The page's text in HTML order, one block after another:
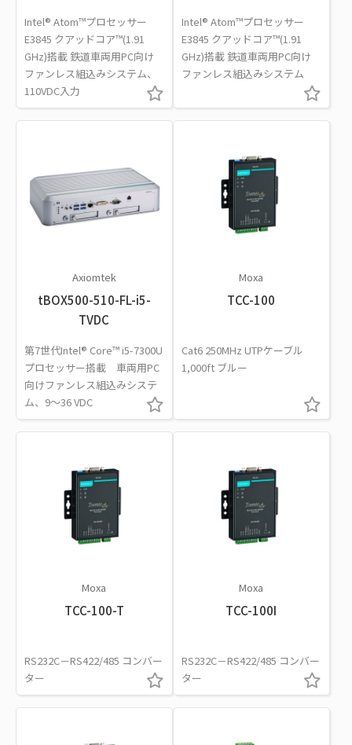
Intel® Atom™プロセッサー
E3845 クアッドコア™(1.91
GHz)搭載 鉄道車両用PC向け
ファンレス組込みシステム、
110VDC入力
Intel® Atom™プロセッサー
E3845 クアッドコア™(1.91
GHz)搭載 鉄道車両用PC向け
ファンレス組込みシステム
Axiomtek
tBOX500-510-FL-i5-
TVDC
第7世代Intel® Core™ i5-7300U
プロセッサー搭載 車両用PC
向けファンレス組込みシステ
ム、9～36 VDC
Moxa
TCC-100
Cat6 250MHz UTPケーブル
1,000ft ブルー
Moxa
TCC-100-T
RS232C－RS422/485 コンバー
ター
Moxa
TCC-100I
RS232C－RS422/485 コンバー
ター